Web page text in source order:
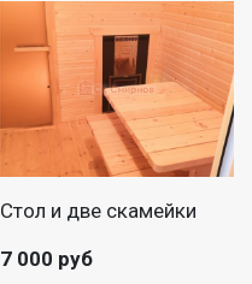
Стол и две скамейки
7 000 руб